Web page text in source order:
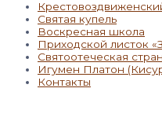
Святая купель
Воскресная школа
Приходской листок
Святоотеческая
Игумен Платон
Контакты